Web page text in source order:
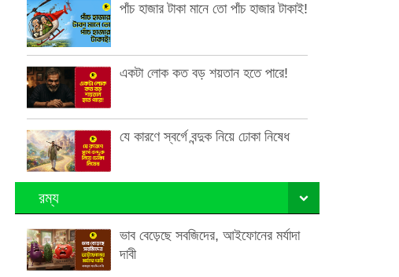
পাঁচ হাজার টাকা মানে তো পাঁচ হাজার টাকাই!
একটা লোক কত বড় শয়তান হতে পারে!
যে কারণে স্বর্গে বন্দুক নিয়ে ঢোকা নিষেধ
রম্য
ভাব বেড়েছে সবজিদের, আইফোনের মর্যাদা
দাবী